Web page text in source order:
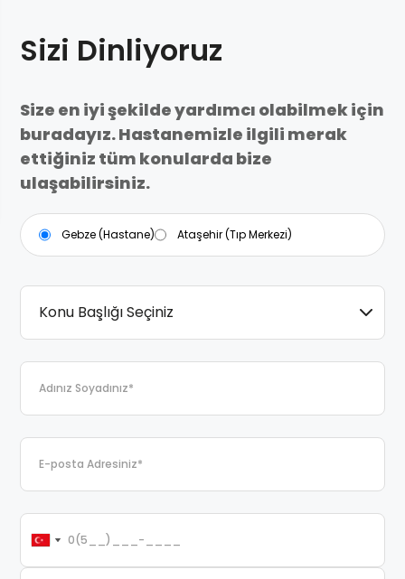
Sizi Dinliyoruz
Size en iyi şekilde yardımcı olabilmek için
buradayız. Hastanemizle ilgili merak
ettiğiniz tüm konularda bize
ulaşabilirsiniz.
Gebze (Hastane) Ataşehir (Tıp Merkezi)
Konu Başlığı Seçiniz